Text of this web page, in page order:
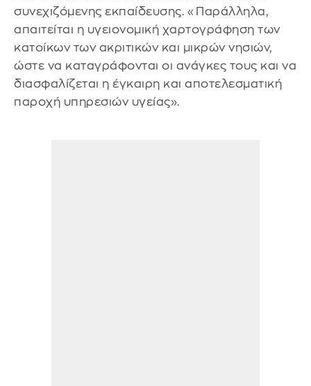
συνεχιζόμενης εκπαίδευσης. «Παράλληλα,
απαιτείται η υγειονομική χαρτογράφηση των
κατοίκων των ακριτικών και μικρών νησιών,
ώστε να καταγράφονται οι ανάγκες τους και να
διασφαλίζεται η έγκαιρη και αποτελεσματική
παροχή υπηρεσιών υγείας».